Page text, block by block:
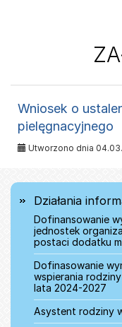
Wniosek o
pielęgnacyjnego
Utworzono dnia
Menu
Działania
Dofinansowanie
jednostek
postaci dodatku
Dofinasowanie
wspierania
lata 2024-2027
Asystent rodziny